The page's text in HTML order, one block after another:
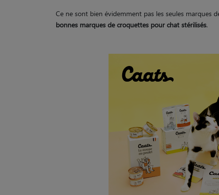
Ce ne sont bien évidemment pas les seules
bonnes marques de croquettes pour chat stérilisés.